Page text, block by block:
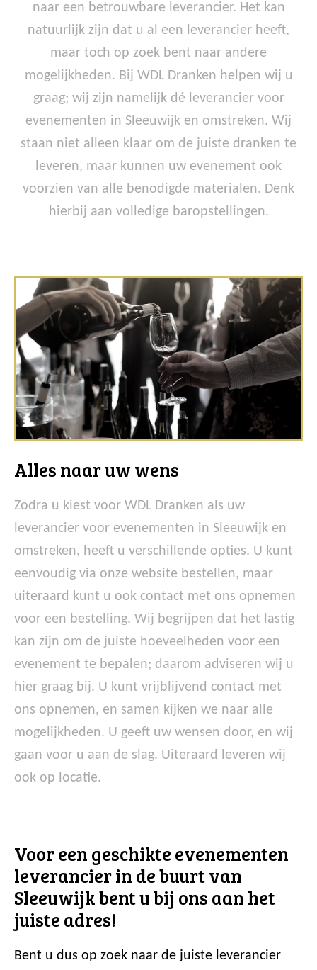
naar een betrouwbare leverancier. Het kan
natuurlijk zijn dat u al een leverancier heeft,
maar toch op zoek bent naar andere
mogelijkheden. Bij WDL Dranken helpen wij u
graag; wij zijn namelijk dé leverancier voor
evenementen in Sleeuwijk en omstreken. Wij
staan niet alleen klaar om de juiste dranken te
leveren, maar kunnen uw evenement ook
voorzien van alle benodigde materialen. Denk
hierbij aan volledige baropstellingen.
Alles naar uw wens
Zodra u kiest voor WDL Dranken als uw
leverancier voor evenementen in Sleeuwijk en
omstreken, heeft u verschillende opties. U kunt
eenvoudig via onze website bestellen, maar
uiteraard kunt u ook contact met ons opnemen
voor een bestelling. Wij begrijpen dat het lastig
kan zijn om de juiste hoeveelheden voor een
evenement te bepalen; daarom adviseren wij u
hier graag bij. U kunt vrijblijvend contact met
ons opnemen, en samen kijken we naar alle
mogelijkheden. U geeft uw wensen door, en wij
gaan voor u aan de slag. Uiteraard leveren wij
ook op locatie.
Voor een geschikte evenementen
leverancier in de buurt van
Sleeuwijk bent u bij ons aan het
juiste adres!
Bent u dus op zoek naar de juiste leverancier